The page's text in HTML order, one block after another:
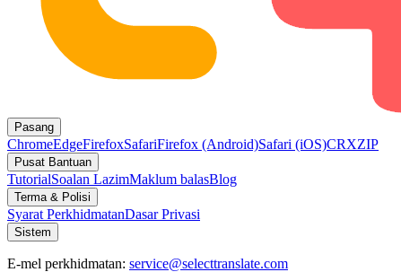
Pasang
ChromeEdgeFirefoxSafariFirefox (Android)Safari (iOS)CRXZIP
Pusat Bantuan
TutorialSoalan LazimMaklum balasBlog
Terma & Polisi
Syarat PerkhidmatanDasar Privasi
Sistem
E-mel perkhidmatan: service@selecttranslate.com